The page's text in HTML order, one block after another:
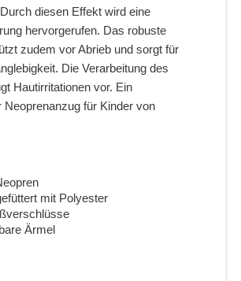
diesen Effekt wird eine
hervorgerufen. Das robuste
zudem vor Abrieb und sorgt für
Die Verarbeitung des
Hautirritationen vor. Ein
Neoprenanzug für Kinder von
mit Polyester
Ärmel